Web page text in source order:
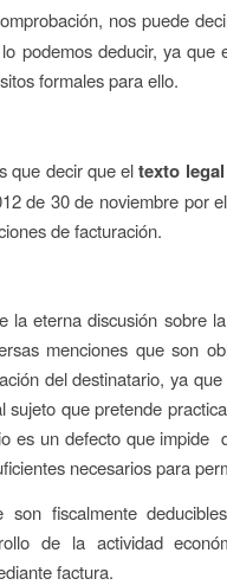
nos puede
podemos deducir, ya que
formales para ello.
que decir que eltexto legal
de 30 de noviembre por
de facturación.
la eterna discusión sobre
menciones que son
del destinatario, ya
sujeto que pretende
es un defecto que impide
necesarios para
fiscalmente
de la actividad
factura.